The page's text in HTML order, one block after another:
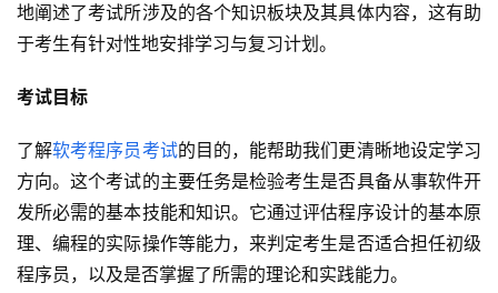
地阐述了考试所涉及的各个知识板块及其具体内容，这有助
于考生有针对性地安排学习与复习计划。
考试目标
了解软考程序员考试的目的，能帮助我们更清晰地设定学习
方向。这个考试的主要任务是检验考生是否具备从事软件开
发所必需的基本技能和知识。它通过评估程序设计的基本原
理、编程的实际操作等能力，来判定考生是否适合担任初级
程序员，以及是否掌握了所需的理论和实践能力。